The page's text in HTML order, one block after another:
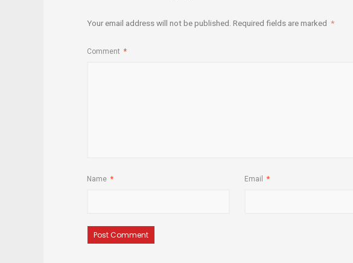
Your email address will not be published. Required fields are marked *
Comment *
Name * Email *